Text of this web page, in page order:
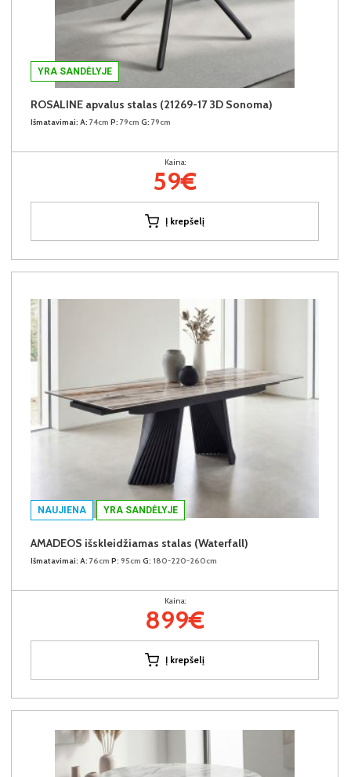
YRA SANDĖLYJE
ROSALINE apvalus stalas (21269-17 3D Sonoma)
Išmatavimai: A: 74cm P: 79cm G: 79cm
Kaina:
59€
Į krepšelį
NAUJIENA YRA SANDĖLYJE
AMADEOS išskleidžiamas stalas (Waterfall)
Išmatavimai: A: 76cm P: 95cm G: 180-220-260cm
Kaina:
899€
Į krepšelį